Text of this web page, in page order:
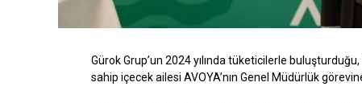
Gürok Grup’un 2024 yılında tüketicilerle
sahip içecek ailesi AVOYA’nın Genel Müdürlük